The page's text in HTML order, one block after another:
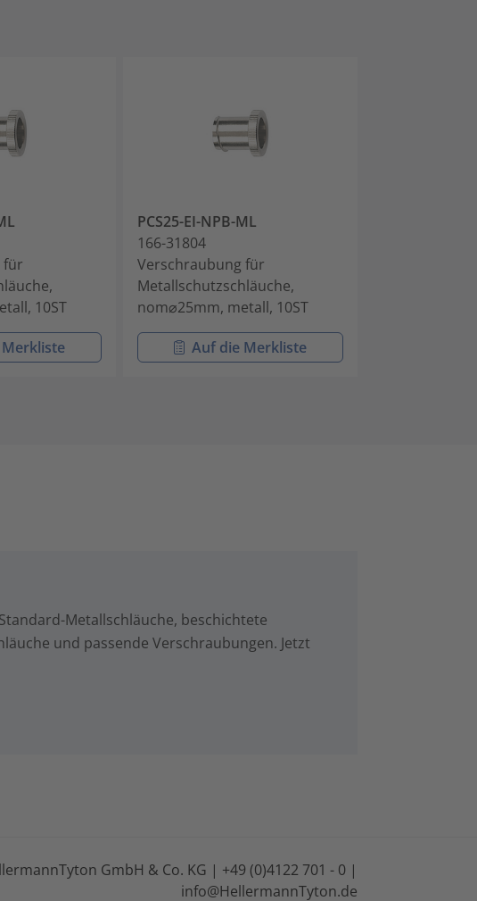
für
10ST
PCS25-EI-NPB-ML
166-31804
Verschraubung für
Metallschutzschläuche,
nom⌀25mm, metall, 10ST
Auf die Merkliste
Metallschläuche, beschichtete
und passende Verschraubungen. Jetzt
GmbH & Co. KG | +49 (0)4122 701 - 0 |
info@HellermannTyton.de